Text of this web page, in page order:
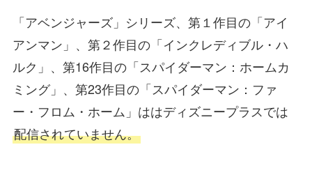
「アベンジャーズ」シリーズ、第１作目の「アイ
アンマン」、第２作目の「インクレディブル・ハ
ルク」、第16作目の「スパイダーマン：ホームカ
ミング」、第23作目の「スパイダーマン：ファ
ー・フロム・ホーム」ははディズニープラスでは
配信されていません。